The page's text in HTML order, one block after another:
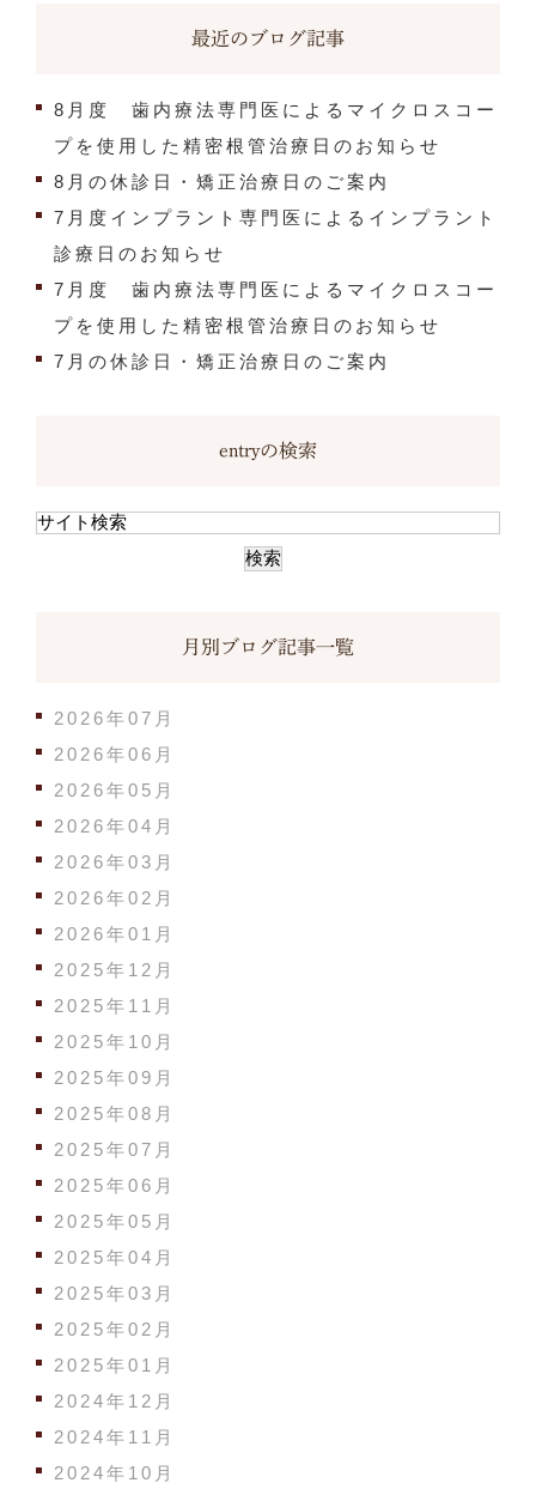
最近のブログ記事
8月度 歯内療法専門医によるマイクロスコー
プを使用した精密根管治療日のお知らせ
8月の休診日・矯正治療日のご案内
7月度インプラント専門医によるインプラント
診療日のお知らせ
7月度 歯内療法専門医によるマイクロスコー
プを使用した精密根管治療日のお知らせ
7月の休診日・矯正治療日のご案内
entryの検索
月別ブログ記事一覧
2026年07月
2026年06月
2026年05月
2026年04月
2026年03月
2026年02月
2026年01月
2025年12月
2025年11月
2025年10月
2025年09月
2025年08月
2025年07月
2025年06月
2025年05月
2025年04月
2025年03月
2025年02月
2025年01月
2024年12月
2024年11月
2024年10月